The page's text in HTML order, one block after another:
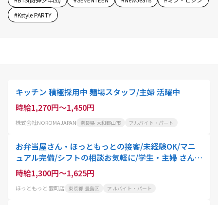
#Kstyle PARTY
キッチン 積極採用中 麺場スタッフ/主婦 活躍中
時給1,270円～1,450円
株式会社NOROMAJAPAN 奈良県 大和郡山市 アルバイト・パート
お弁当屋さん・ほっともっとの接客/未経験OK/マニ
ュアル完備/シフトの相談お気軽に/学生・主婦 さん活
躍中
時給1,300円～1,625円
ほっともっと 要町店 東京都 豊島区 アルバイト・パート